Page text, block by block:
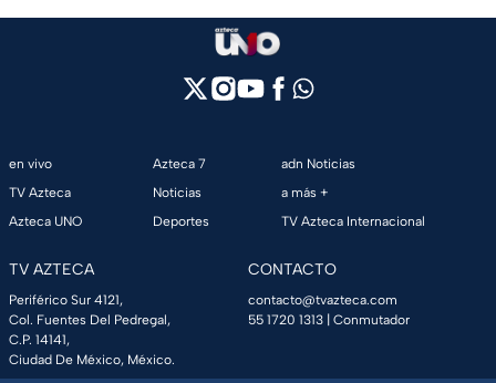
en vivo
TV Azteca
Azteca UNO
Azteca 7
Noticias
Deportes
adn Noticias
a más +
TV Azteca Internacional
TV AZTECA
Periférico Sur 4121,
Col. Fuentes Del Pedregal,
C.P. 14141,
Ciudad De México, México.
CONTACTO
contacto@tvazteca.com
55 1720 1313 | Conmutador